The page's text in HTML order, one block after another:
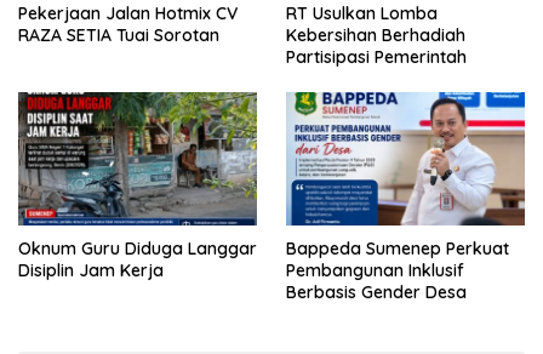
Pekerjaan Jalan Hotmix CV
RAZA SETIA Tuai Sorotan
RT Usulkan Lomba
Kebersihan Berhadiah
Partisipasi Pemerintah
Oknum Guru Diduga Langgar
Disiplin Jam Kerja
Bappeda Sumenep Perkuat
Pembangunan Inklusif
Berbasis Gender Desa